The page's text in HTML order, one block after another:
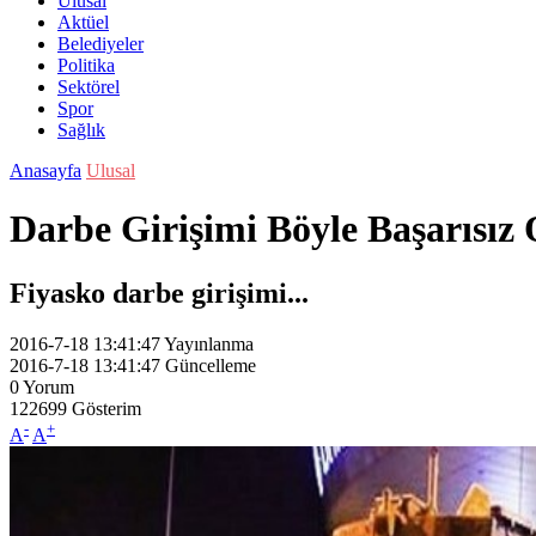
Aktüel
Belediyeler
Politika
Sektörel
Spor
Sağlık
Anasayfa Ulusal
Darbe Girişimi Böyle Başarısız
Fiyasko darbe girişimi...
2016-7-18 13:41:47Yayınlanma
2016-7-18 13:41:47 Güncelleme
0Yorum
122699 Gösterim
A- A+